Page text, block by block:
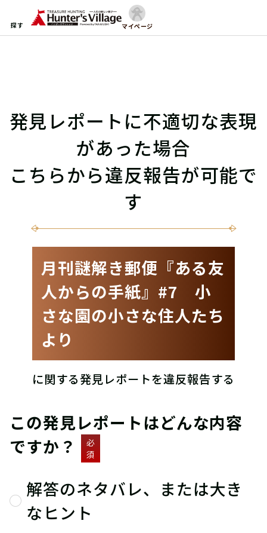
探す マイページ
発見レポートに不適切な表現
があった場合
こちらから違反報告が可能で
す
月刊謎解き郵便『ある友
人からの手紙』#7 小
さな園の小さな住人たち
より
に関する発見レポートを違反報告する
この発見レポートはどんな内容
ですか？
必
須
解答のネタバレ、または大き
なヒント